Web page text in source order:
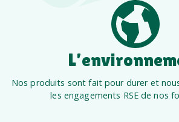
Nos produits sont fait pour durer et
les engagements RSE de nos